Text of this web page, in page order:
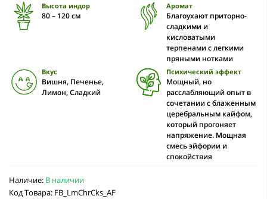
Наличие: В наличии
Код Товара: FB_LmChrCks_AF
Высота индор
80 – 120 cм
Аромат
Благоухают приторно-
сладкими и
кисловатыми
терпенами с легкими
пряными нотками
Вкус
Вишня, Печенье,
Лимон, Сладкий
Психический эффект
Мощный, но
расслабляющий опыт в
сочетании с блаженным
церебральным кайфом,
который прогоняет
напряжение. Мощная
смесь эйфории и
спокойствия